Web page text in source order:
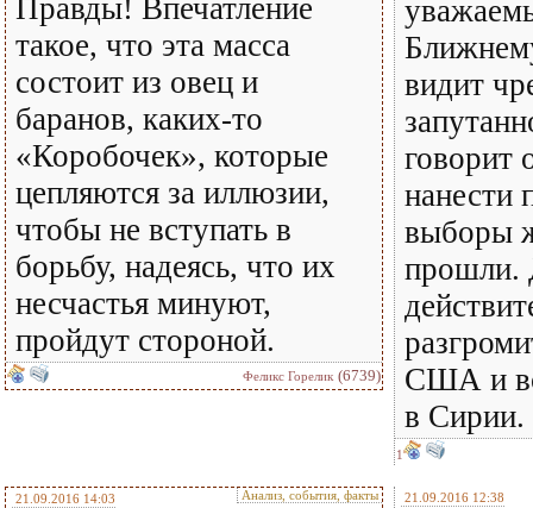
Правды! Впечатление
такое, что эта масса
состоит из овец и
баранов, каких-то
«Коробочек», которые
цепляются за иллюзии,
чтобы не вступать в
борьбу, надеясь, что их
несчастья минуют,
пройдут стороной.
Феликс Горелик (6739)
видит
говорит
нанести
выборы
прошли.
США и
в Сирии.
1
21.09.2016 14:03 Анализ, события, факты 21.09.2016 12:38